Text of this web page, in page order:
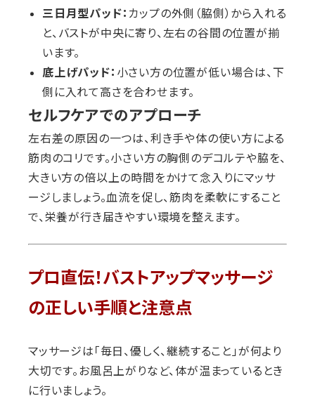
三日月型パッド： カップの外側（脇側）から入れる
と、バストが中央に寄り、左右の谷間の位置が揃
います。
底上げパッド： 小さい方の位置が低い場合は、下
側に入れて高さを合わせます。
セルフケアでのアプローチ
左右差の原因の一つは、利き手や体の使い方による
筋肉のコリです。小さい方の胸側のデコルテや脇を、
大きい方の倍以上の時間をかけて念入りにマッサ
ージしましょう。血流を促し、筋肉を柔軟にすること
で、栄養が行き届きやすい環境を整えます。
プロ直伝！バストアップマッサージ
の正しい手順と注意点
マッサージは「毎日、優しく、継続すること」が何より
大切です。お風呂上がりなど、体が温まっているとき
に行いましょう。